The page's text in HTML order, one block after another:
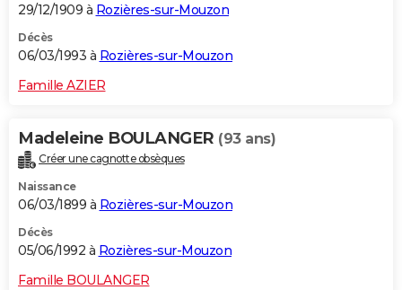
29/12/1909 à Rozières-sur-Mouzon
Décès
06/03/1993 à Rozières-sur-Mouzon
Famille AZIER
Madeleine BOULANGER (93 ans)
Créer une cagnotte obsèques
Naissance
06/03/1899 à Rozières-sur-Mouzon
Décès
05/06/1992 à Rozières-sur-Mouzon
Famille BOULANGER